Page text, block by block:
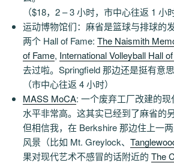
（$18，2 – 3 小时，市中心往返 1 小时
运动博物馆们：麻省是篮球与排球的
两个 Hall of Fame: The Naismith
of Fame, International Volleyball Hall
去过啦。Springfield 那边还是挺有意思
（市中心往返 4 小时）
MASS MoCA: 一个废弃工厂改建的
水平非常高。这其实已经到了麻省的
但相信我，在 Berkshire 那边住上一
风景（比如 Mt. Greylock、
果对现代艺术不感冒的话附近的 The